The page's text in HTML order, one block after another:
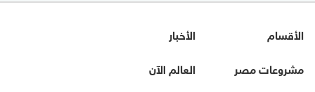
الأقسام
الأخبار
مشروعات مصر
العالم الآن